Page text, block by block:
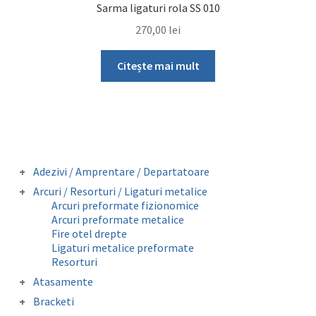
Adezivi / Amprentare / Departatoare
Adezivi bracketi
Adezivi inel molar
Amprentare
Departatoare
Arcuri / Resorturi / Ligaturi metalice
Arcuri preformate fizionomice
Arcuri preformate metalice
Fire otel drepte
Ligaturi metalice preformate
Resorturi
Atasamente
Butoni colabili
Carlige crimpabile
Bracketi
Sarma ligaturi rola SS 010
270,00 lei
Citește mai mult